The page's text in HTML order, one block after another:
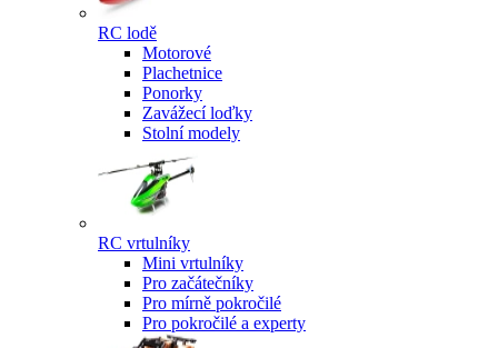
RC lodě
Motorové
Plachetnice
Ponorky
Zavážecí loďky
Stolní modely
RC vrtulníky
Mini vrtulníky
Pro začátečníky
Pro mírně pokročilé
Pro pokročilé a experty